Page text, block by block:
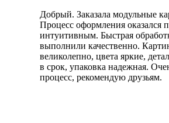
Добрый. Заказала модульные
Процесс оформления оказался
интуитивным. Быстрая
выполнили качественно.
великолепно, цвета яркие,
в срок, упаковка надежная.
процесс, рекомендую друзьям.